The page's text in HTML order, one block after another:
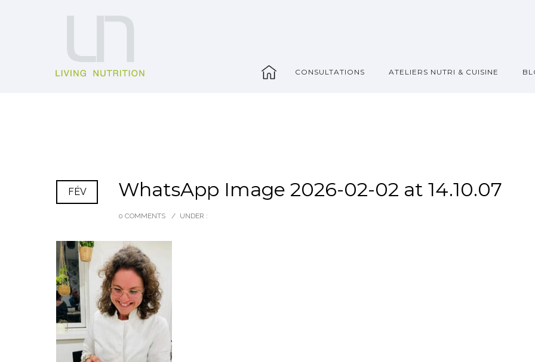
_ CONSULTATIONS ATELIERS NUTRI & CUISINE
FÉV WhatsApp Image 2026-02-02 at 14.10.07
0 COMMENTS / UNDER :